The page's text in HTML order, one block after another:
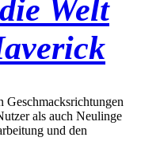
Welt
Geschmacksrichtungen
als auch Neulinge
und den